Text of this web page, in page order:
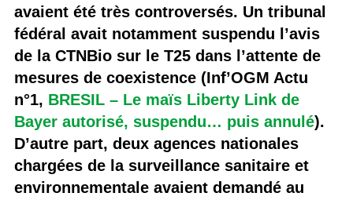
avaient été très controversés. Un tribunal
fédéral avait notamment suspendu l’avis
de la CTNBio sur le T25 dans l’attente de
mesures de coexistence (Inf’OGM Actu
n°1, BRESIL – Le maïs Liberty Link de
Bayer autorisé, suspendu… puis annulé).
D’autre part, deux agences nationales
chargées de la surveillance sanitaire et
environnementale avaient demandé au